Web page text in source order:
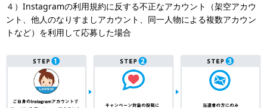
４）Instagramの利用規約に反する不正なアカウント（架空アカウ
ント、他人のなりすましアカウント、同一人物による複数アカウン
トなど）を利用して応募した場合